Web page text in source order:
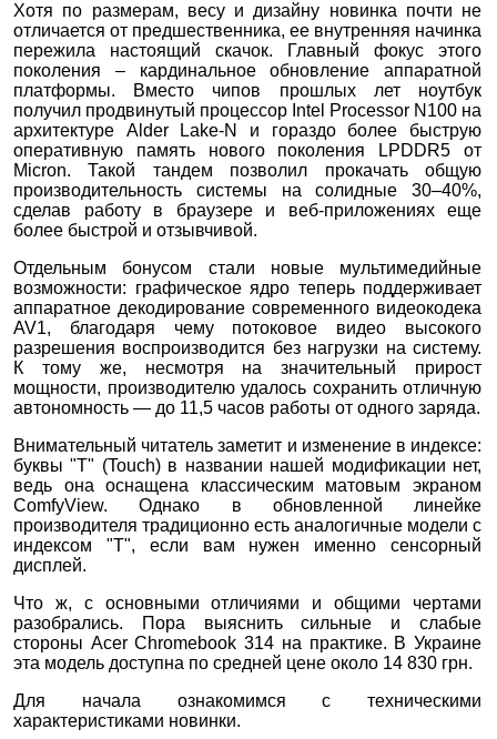
Хотя по размерам, весу и дизайну новинка почти не
отличается от предшественника, ее внутренняя начинка
пережила настоящий скачок. Главный фокус этого
поколения – кардинальное обновление аппаратной
платформы. Вместо чипов прошлых лет ноутбук
получил продвинутый процессор Intel Processor N100 на
архитектуре Alder Lake-N и гораздо более быструю
оперативную память нового поколения LPDDR5 от
Micron. Такой тандем позволил прокачать общую
производительность системы на солидные 30–40%,
сделав работу в браузере и веб-приложениях еще
более быстрой и отзывчивой.
Отдельным бонусом стали новые мультимедийные
возможности: графическое ядро теперь поддерживает
аппаратное декодирование современного видеокодека
AV1, благодаря чему потоковое видео высокого
разрешения воспроизводится без нагрузки на систему.
К тому же, несмотря на значительный прирост
мощности, производителю удалось сохранить отличную
автономность — до 11,5 часов работы от одного заряда.
Внимательный читатель заметит и изменение в индексе:
буквы "Т" (Touch) в названии нашей модификации нет,
ведь она оснащена классическим матовым экраном
ComfyView. Однако в обновленной линейке
производителя традиционно есть аналогичные модели с
индексом "Т", если вам нужен именно сенсорный
дисплей.
Что ж, с основными отличиями и общими чертами
разобрались. Пора выяснить сильные и слабые
стороны Acer Chromebook 314 на практике. В Украине
эта модель доступна по средней цене около 14 830 грн.
Для начала ознакомимся с техническими
характеристиками новинки.